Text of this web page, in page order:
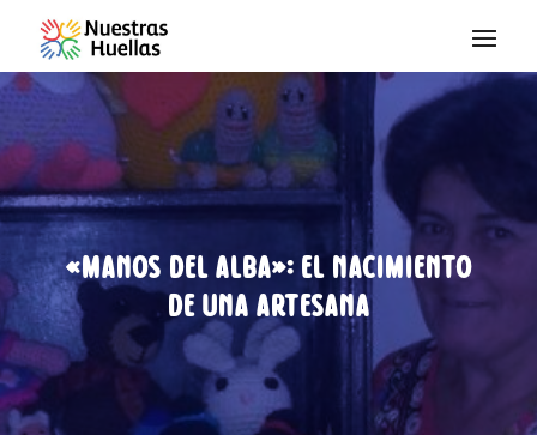
Saltar al contenido
«Manos del Alba»: el nacimiento
de una Artesana